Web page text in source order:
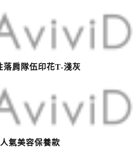
肩隊伍印花T-淺灰
氣美容保養款